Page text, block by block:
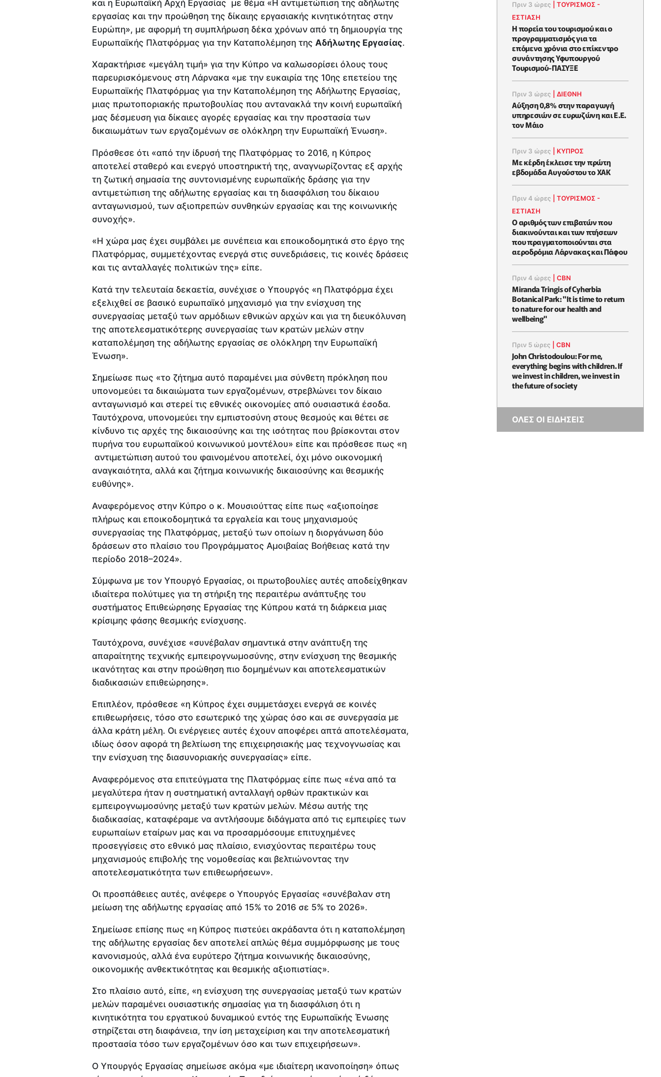
και η Ευρωπαϊκή Αρχή Εργασίας με θέμα «Η αντιμετώπιση της αδήλωτης
εργασίας και την προώθηση της δίκαιης εργασιακής κινητικότητας στην
Ευρώπη», με αφορμή τη συμπλήρωση δέκα χρόνων από τη δημιουργία της
Ευρωπαϊκής Πλατφόρμας για την Καταπολέμηση της Αδήλωτης Εργασίας.
Χαρακτήρισε «μεγάλη τιμή» για την Κύπρο να καλωσορίσει όλους τους
παρευρισκόμενους στη Λάρνακα «με την ευκαιρία της 10ης επετείου της
Ευρωπαϊκής Πλατφόρμας για την Καταπολέμηση της Αδήλωτης Εργασίας,
μιας πρωτοποριακής πρωτοβουλίας που αντανακλά την κοινή ευρωπαϊκή
μας δέσμευση για δίκαιες αγορές εργασίας και την προστασία των
δικαιωμάτων των εργαζομένων σε ολόκληρη την Ευρωπαϊκή Ένωση».
Πρόσθεσε ότι «από την ίδρυσή της Πλατφόρμας το 2016, η Κύπρος
αποτελεί σταθερό και ενεργό υποστηρικτή της, αναγνωρίζοντας εξ αρχής
τη ζωτική σημασία της συντονισμένης ευρωπαϊκής δράσης για την
αντιμετώπιση της αδήλωτης εργασίας και τη διασφάλιση του δίκαιου
ανταγωνισμού, των αξιοπρεπών συνθηκών εργασίας και της κοινωνικής
συνοχής».
«Η χώρα μας έχει συμβάλει με συνέπεια και εποικοδομητικά στο έργο της
Πλατφόρμας, συμμετέχοντας ενεργά στις συνεδριάσεις, τις κοινές δράσεις
και τις ανταλλαγές πολιτικών της» είπε.
Κατά την τελευταία δεκαετία, συνέχισε ο Υπουργός «η Πλατφόρμα έχει
εξελιχθεί σε βασικό ευρωπαϊκό μηχανισμό για την ενίσχυση της
συνεργασίας μεταξύ των αρμόδιων εθνικών αρχών και για τη διευκόλυνση
της αποτελεσματικότερης συνεργασίας των κρατών μελών στην
καταπολέμηση της αδήλωτης εργασίας σε ολόκληρη την Ευρωπαϊκή
Ένωση».
Σημείωσε πως «το ζήτημα αυτό παραμένει μια σύνθετη πρόκληση που
υπονομεύει τα δικαιώματα των εργαζομένων, στρεβλώνει τον δίκαιο
ανταγωνισμό και στερεί τις εθνικές οικονομίες από ουσιαστικά έσοδα.
Ταυτόχρονα, υπονομεύει την εμπιστοσύνη στους θεσμούς και θέτει σε
κίνδυνο τις αρχές της δικαιοσύνης και της ισότητας που βρίσκονται στον
πυρήνα του ευρωπαϊκού κοινωνικού μοντέλου» είπε και πρόσθεσε πως «η
αντιμετώπιση αυτού του φαινομένου αποτελεί, όχι μόνο οικονομική
αναγκαιότητα, αλλά και ζήτημα κοινωνικής δικαιοσύνης και θεσμικής
ευθύνης».
Αναφερόμενος στην Κύπρο ο κ. Μουσιούττας είπε πως «αξιοποίησε
πλήρως και εποικοδομητικά τα εργαλεία και τους μηχανισμούς
συνεργασίας της Πλατφόρμας, μεταξύ των οποίων η διοργάνωση δύο
δράσεων στο πλαίσιο του Προγράμματος Αμοιβαίας Βοήθειας κατά την
περίοδο 2018–2024».
Σύμφωνα με τον Υπουργό Εργασίας, οι πρωτοβουλίες αυτές αποδείχθηκαν
ιδιαίτερα πολύτιμες για τη στήριξη της περαιτέρω ανάπτυξης του
συστήματος Επιθεώρησης Εργασίας της Κύπρου κατά τη διάρκεια μιας
κρίσιμης φάσης θεσμικής ενίσχυσης.
Ταυτόχρονα, συνέχισε «συνέβαλαν σημαντικά στην ανάπτυξη της
απαραίτητης τεχνικής εμπειρογνωμοσύνης, στην ενίσχυση της θεσμικής
ικανότητας και στην προώθηση πιο δομημένων και αποτελεσματικών
διαδικασιών επιθεώρησης».
Επιπλέον, πρόσθεσε «η Κύπρος έχει συμμετάσχει ενεργά σε κοινές
επιθεωρήσεις, τόσο στο εσωτερικό της χώρας όσο και σε συνεργασία με
άλλα κράτη μέλη. Οι ενέργειες αυτές έχουν αποφέρει απτά αποτελέσματα,
ιδίως όσον αφορά τη βελτίωση της επιχειρησιακής μας τεχνογνωσίας και
την ενίσχυση της διασυνοριακής συνεργασίας» είπε.
Αναφερόμενος στα επιτεύγματα της Πλατφόρμας είπε πως «ένα από τα
μεγαλύτερα ήταν η συστηματική ανταλλαγή ορθών πρακτικών και
εμπειρογνωμοσύνης μεταξύ των κρατών μελών. Μέσω αυτής της
διαδικασίας, καταφέραμε να αντλήσουμε διδάγματα από τις εμπειρίες των
ευρωπαίων εταίρων μας και να προσαρμόσουμε επιτυχημένες
προσεγγίσεις στο εθνικό μας πλαίσιο, ενισχύοντας περαιτέρω τους
μηχανισμούς επιβολής της νομοθεσίας και βελτιώνοντας την
αποτελεσματικότητα των επιθεωρήσεων».
Οι προσπάθειες αυτές, ανέφερε ο Υπουργός Εργασίας «συνέβαλαν στη
μείωση της αδήλωτης εργασίας από 15% το 2016 σε 5% το 2026».
Σημείωσε επίσης πως «η Κύπρος πιστεύει ακράδαντα ότι η καταπολέμηση
της αδήλωτης εργασίας δεν αποτελεί απλώς θέμα συμμόρφωσης με τους
κανονισμούς, αλλά ένα ευρύτερο ζήτημα κοινωνικής δικαιοσύνης,
οικονομικής ανθεκτικότητας και θεσμικής αξιοπιστίας».
Στο πλαίσιο αυτό, είπε, «η ενίσχυση της συνεργασίας μεταξύ των κρατών
μελών παραμένει ουσιαστικής σημασίας για τη διασφάλιση ότι η
κινητικότητα του εργατικού δυναμικού εντός της Ευρωπαϊκής Ένωσης
στηρίζεται στη διαφάνεια, την ίση μεταχείριση και την αποτελεσματική
προστασία τόσο των εργαζομένων όσο και των επιχειρήσεων».
Ο Υπουργός Εργασίας σημείωσε ακόμα «με ιδιαίτερη ικανοποίηση» όπως
Πριν 3 ώρες |ΤΟΥΡΙΣΜΟΣ -
ΕΣΤΙΑΣΗ
Η πορεία του τουρισμού και ο
προγραμματισμός για τα
επόμενα χρόνια στο επίκεντρο
συνάντησης Υφυπουργού
Τουρισμού-ΠΑΣΥΞΕ
Πριν 3 ώρες |ΔΙΕΘΝΗ
Αύξηση 0,8% στην παραγωγή
υπηρεσιών σε ευρωζώνη και Ε.Ε.
τον Μάιο
Πριν 3 ώρες ΚΥΠΡΟΣ
Με κέρδη έκλεισε την πρώτη
εβδομάδα Αυγούστου το ΧΑΚ
Πριν 4 ώρες |ΤΟΥΡΙΣΜΟΣ -
ΕΣΤΙΑΣΗ
Ο αριθμός των επιβατών που
διακινούνται και των πτήσεων
που πραγματοποιούνται στα
αεροδρόμια Λάρνακας και Πάφου
Πριν 4 ώρες |CBN
Miranda Tringis of Cyherbia
Botanical Park: "It is time to return
to nature for our health and
wellbeing"
Πριν 5 ώρες |CBN
John Christodoulou: For me,
everything begins with children. If
we invest in children, we invest in
the future of society
ΟΛΕΣ ΟΙ ΕΙΔΗΣΕΙΣ